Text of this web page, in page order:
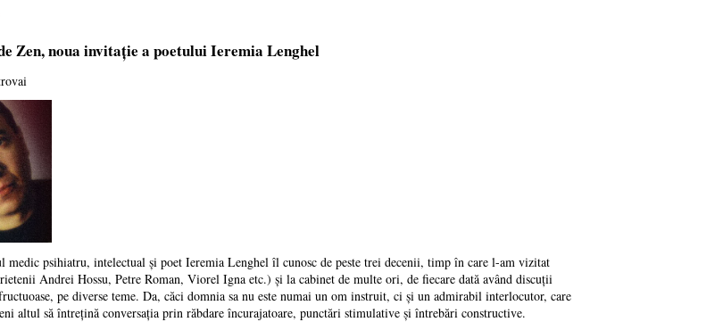
Zen, noua invitație a poetului Ieremia Lenghel
medic psihiatru, intelectual și poet Ieremia Lenghel îl cunosc de peste trei decenii, timp în care l-am vizitat
Andrei Hossu, Petre Roman, Viorel Igna etc.) și la cabinet de multe ori, de fiecare dată având discuții
pe diverse teme. Da, căci domnia sa nu este numai un om instruit, ci și un admirabil interlocutor, care
altul să întrețină conversația prin răbdare încurajatoare, punctări stimulative și întrebări constructive.